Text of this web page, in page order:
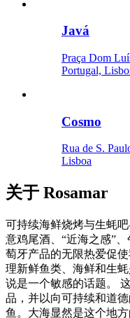
Javá
Praça Dom
Portugal,
Cosmo
Rua de S.
Lisboa
关于 Rosamar
可持续海鲜烧烤与生蚝
意鸡尾酒、“近海之感”
萄牙产品的无限热爱促使
理新鲜鱼类、海鲜和生
说是一个敏感的话题。
品，并以向可持续和道
鱼。大海显然是这个地